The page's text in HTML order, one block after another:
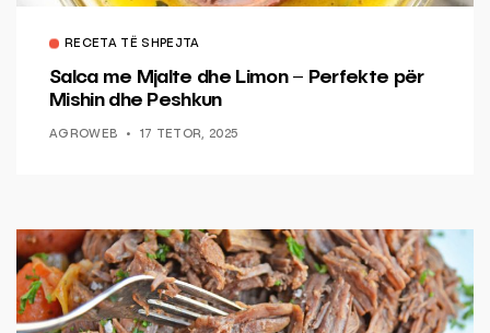
RECETA TË SHPEJTA
Salca me Mjalte dhe Limon – Perfekte për
Mishin dhe Peshkun
AGROWEB 17 TETOR, 2025